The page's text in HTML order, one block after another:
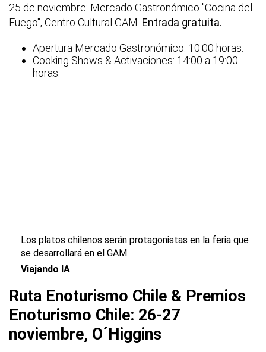
25 de noviembre: Mercado Gastronómico "Cocina del
Fuego", Centro Cultural GAM. Entrada gratuita.
Apertura Mercado Gastronómico: 10:00 horas.
Cooking Shows & Activaciones: 14:00 a 19:00
horas.
Los platos chilenos serán protagonistas en la feria que
se desarrollará en el GAM.
Viajando IA
Ruta Enoturismo Chile & Premios
Enoturismo Chile: 26-27
noviembre, O´Higgins